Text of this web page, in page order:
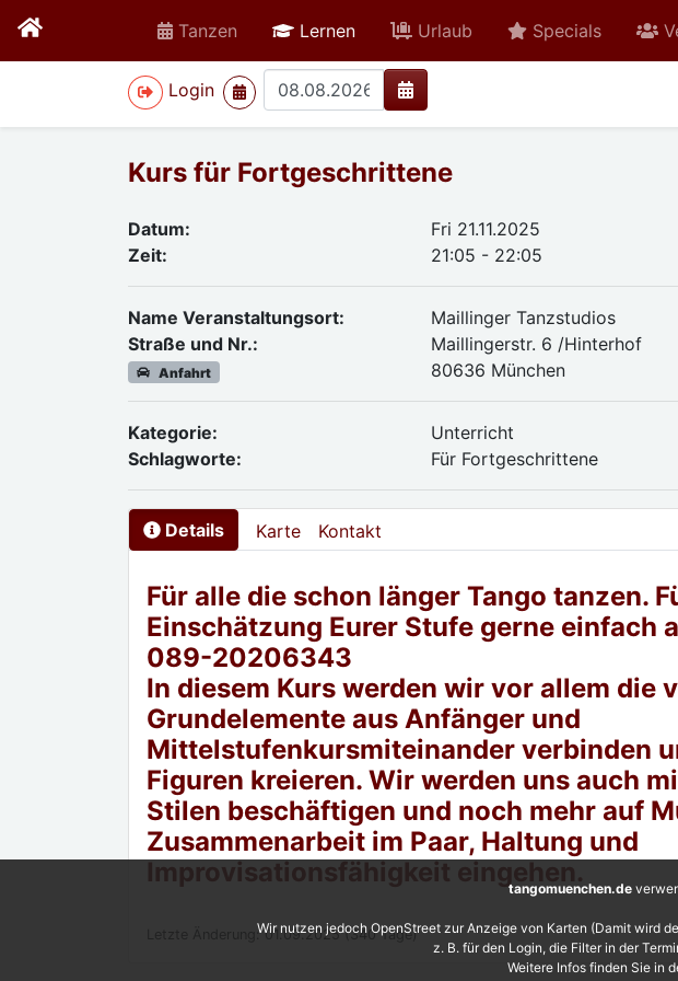
Tanzen Lernenactive Urlaub Specials
Login
>
Kurs für Fortgeschrittene
Datum:
Fri 21.11.2025
Zeit:
21:05 - 22:05
Name Veranstaltungsort:
Maillinger Tanzstudios
Straße und Nr.:
Anfahrt
Maillingerstr. 6 /Hinterhof
80636 München
Kategorie:
Unterricht
Schlagworte:
Für Fortgeschrittene
Details Karte Kontakt
Für alle die schon länger Tango tanzen.
Einschätzung Eurer Stufe gerne einfach
089-20206343
In diesem Kurs werden wir vor allem die
Grundelemente aus Anfänger und
Mittelstufenkursmiteinander verbinden
Figuren kreieren. Wir werden uns auch
Stilen beschäftigen und noch mehr auf
Zusammenarbeit im Paar, Haltung und
Improvisationsfähigkeit eingehen.
Letzte Änderung: 01.09.2025 (340 Tage)
tangomuenchen.de
Wir nutzen jedoch OpenStreet zur Anzeige von Karten (Damit wird
z. B. für den Login, die Filter in der
Weitere Infos finden Sie in